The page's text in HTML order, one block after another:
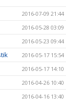
2016-07-09 21:44
2016-05-28 03:09
2016-05-23 09:44
2016-05-17 15:54
2016-05-17 14:10
2016-04-26 10:40
2016-04-16 13:40